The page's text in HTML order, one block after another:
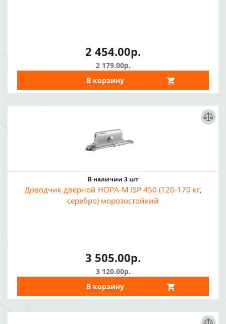
2 454.00р.
2 179.00р.
В корзину
В наличии 3 шт
Доводчик дверной НОРА-М ISP 450 (120-170 кг,
серебро) морозостойкий
3 505.00р.
3 120.00р.
В корзину